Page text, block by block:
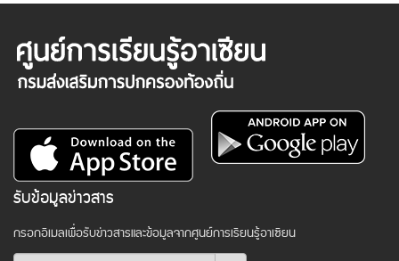
รับข้อมูลข่าวสาร
กรอกอีเมลเพื่อรับข่าวสารและข้อมูลจากศูนย์การเรียนรู้อาเซียน